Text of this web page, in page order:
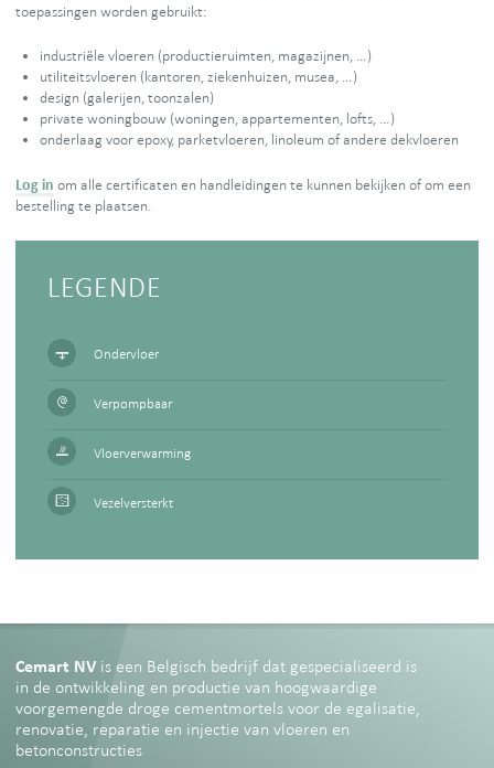
toepassingen worden gebruikt:
industriële vloeren (productieruimten, magazijnen, …)
utiliteitsvloeren (kantoren, ziekenhuizen, musea, …)
design (galerijen, toonzalen)
private woningbouw (woningen, appartementen, lofts, …)
onderlaag voor epoxy, parketvloeren, linoleum of andere dekvloeren
Log in om alle certificaten en handleidingen te kunnen bekijken of om een
bestelling te plaatsen.
LEGENDE
Ondervloer
Verpompbaar
Vloerverwarming
Vezelversterkt
Cemart NV is een Belgisch bedrijf dat gespecialiseerd is
in de ontwikkeling en productie van hoogwaardige
voorgemengde droge cementmortels voor de egalisatie,
renovatie, reparatie en injectie van vloeren en
betonconstructies